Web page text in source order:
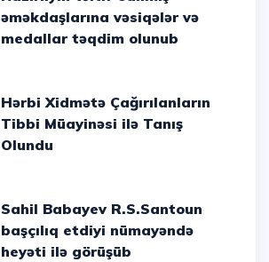
əməkdaşlarına vəsiqələr və
medallar təqdim olunub
Hərbi Xidmətə Çağırılanların
Tibbi Müayinəsi ilə Tanış
Olundu
Sahil Babayev R.S.Santoun
başçılıq etdiyi nümayəndə
heyəti ilə görüşüb